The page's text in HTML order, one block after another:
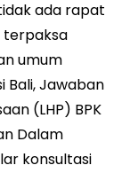
ada rapat
terpaksa
umum
Bali, Jawaban
(LHP) BPK
Dalam
konsultasi